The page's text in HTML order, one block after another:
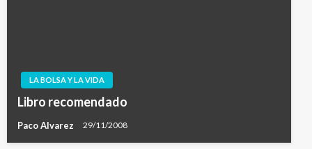
LA BOLSA Y LA VIDA
Libro recomendado
Paco Alvarez 29/11/2008